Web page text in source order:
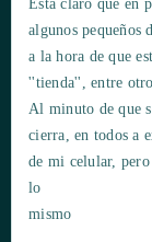
Esta claro que en
algunos pequeños
a la hora de que
''tienda'', entre
Al minuto de que
cierra, en todos a
de mi celular,
lo